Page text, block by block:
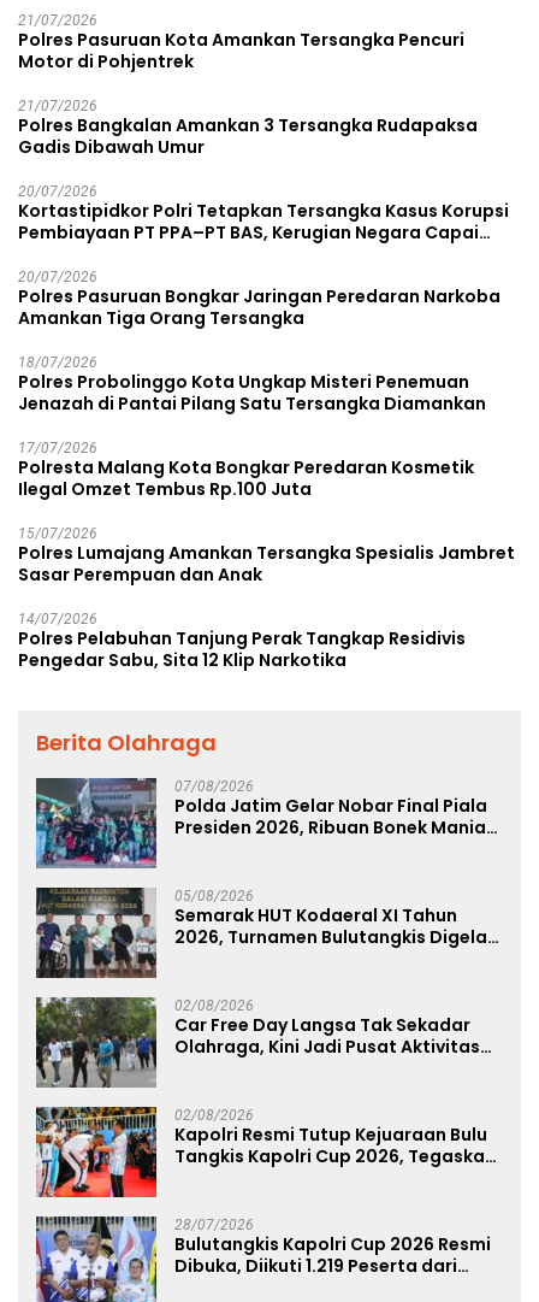
21/07/2026
Polres Pasuruan Kota Amankan Tersangka Pencuri
Motor di Pohjentrek
21/07/2026
Polres Bangkalan Amankan 3 Tersangka Rudapaksa
Gadis Dibawah Umur
20/07/2026
Kortastipidkor Polri Tetapkan Tersangka Kasus Korupsi
Pembiayaan PT PPA–PT BAS, Kerugian Negara Capai
20/07/2026
Polres Pasuruan Bongkar Jaringan Peredaran Narkoba
Amankan Tiga Orang Tersangka
18/07/2026
Polres Probolinggo Kota Ungkap Misteri Penemuan
Jenazah di Pantai Pilang Satu Tersangka Diamankan
17/07/2026
Polresta Malang Kota Bongkar Peredaran Kosmetik
Ilegal Omzet Tembus Rp.100 Juta
15/07/2026
Polres Lumajang Amankan Tersangka Spesialis Jambret
Sasar Perempuan dan Anak
14/07/2026
Polres Pelabuhan Tanjung Perak Tangkap Residivis
Pengedar Sabu, Sita 12 Klip Narkotika
Berita Olahraga
07/08/2026
Polda Jatim Gelar Nobar Final Piala
Presiden 2026, Ribuan Bonek Mania
05/08/2026
Semarak HUT Kodaeral XI Tahun
2026, Turnamen Bulutangkis Digelar
02/08/2026
Car Free Day Langsa Tak Sekadar
Olahraga, Kini Jadi Pusat Aktivitas
02/08/2026
Kapolri Resmi Tutup Kejuaraan Bulu
Tangkis Kapolri Cup 2026, Tegaskan
28/07/2026
Bulutangkis Kapolri Cup 2026 Resmi
Dibuka, Diikuti 1.219 Peserta dari